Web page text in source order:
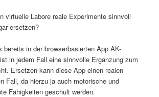
virtuelle Labore reale Experimente sinnvoll
ersetzen?
bereits in der browserbasierten App AK-
in jedem Fall eine sinnvolle Ergänzung zum
Ersetzen kann diese App einen realen
Fall, da hierzu ja auch motorische und
Fähigkeiten geschult werden.